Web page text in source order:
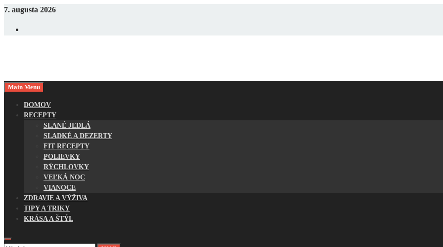
Skip
content
7. augusta 2026
tiptopfit
Tie najlepšie recepty na každý deň
Main Menu
DOMOV
RECEPTY
SLANÉ JEDLÁ
SLADKÉ A DEZERTY
FIT RECEPTY
POLIEVKY
RÝCHLOVKY
VEĽKÁ NOC
VIANOCE
ZDRAVIE A VÝŽIVA
TIPY A TRIKY
KRÁSA A ŠTÝL